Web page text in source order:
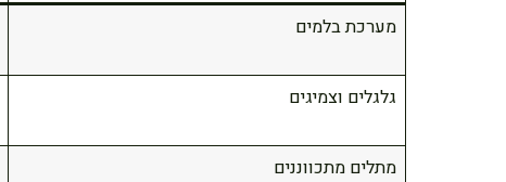
מערכת בלמים
גלגלים וצמיגים
מתלים מתכווננים